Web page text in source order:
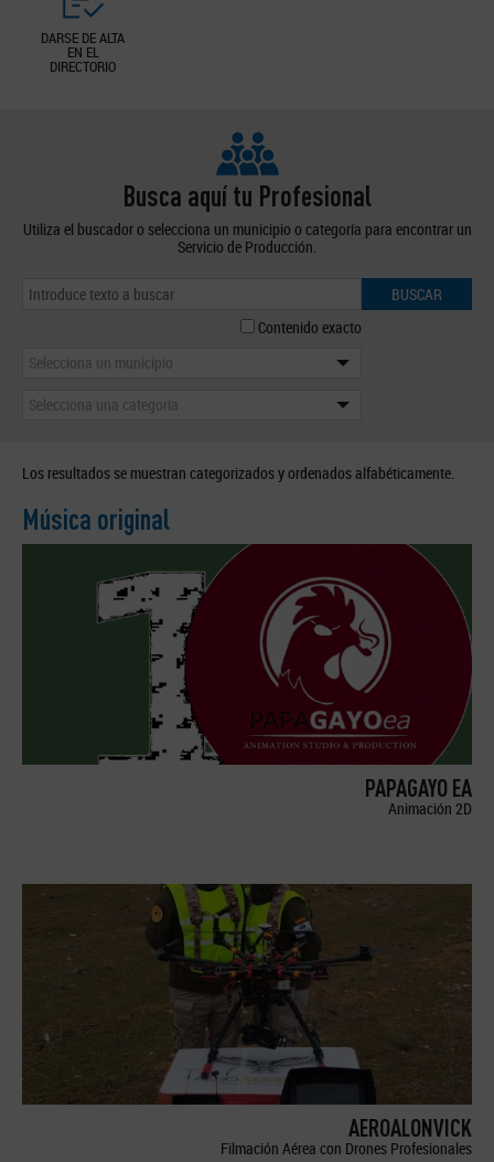
DARSE DE ALTA
EN EL
DIRECTORIO
Busca aquí tu Profesional
Utiliza el buscador o selecciona un municipio o categoría para encontrar un
Servicio de Producción.
BUSCAR
Contenido exacto
Selecciona un municipio
Selecciona una categoría
Los resultados se muestran categorizados y ordenados alfabéticamente.
Música original
PAPAGAYO EA
Animación 2D
AEROALONVICK
Filmación Aérea con Drones Profesionales